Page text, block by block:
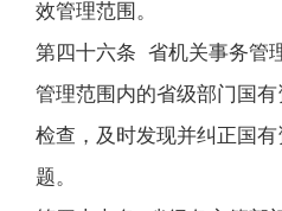
效管理范围。
第四十六条 省机关事务管
管理范围内的省级部门国
检查，及时发现并纠正国
题。